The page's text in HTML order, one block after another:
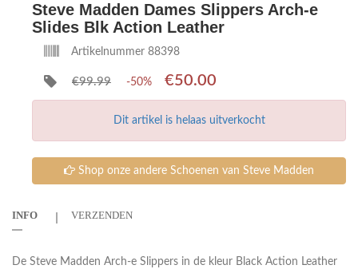
Steve Madden Dames Slippers Arch-e
Slides Blk Action Leather
Artikelnummer 88398
€99.99 -50% €50.00
Dit artikel is helaas uitverkocht
Shop onze andere Schoenen van Steve Madden
INFO VERZENDEN
De Steve Madden Arch-e Slippers in de kleur Black Action Leather